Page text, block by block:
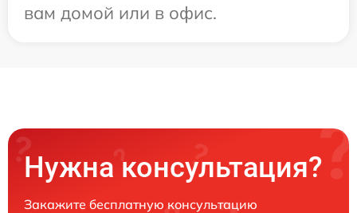
вам домой или в офис.
Нужна консультация?
Закажите бесплатную консультацию